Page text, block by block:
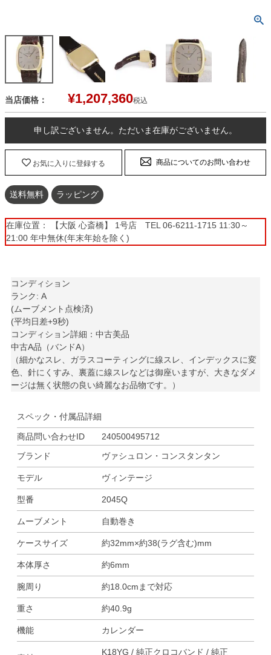
当店価格： ¥1,207,360税込
申し訳ございません。ただいま在庫がございません。
お気に入りに登録する 商品についてのお問い合わせ
送料無料 ラッピング
在庫位置： 【大阪 心斎橋】 1号店 TEL 06-6211-1715 11:30～
21:00 年中無休(年末年始を除く)
コンディション
ランク: A
(ムーブメント点検済)
(平均日差+9秒)
コンディション詳細：中古美品
中古A品（バンドA）
（細かなスレ、ガラスコーティングに線スレ、インデックスに変
色、針にくすみ、裏蓋に線スレなどは御座いますが、大きなダメ
ージは無く状態の良い綺麗なお品物です。）
スペック・付属品詳細
商品問い合わせID
240500495712
ブランド
ヴァシュロン・コンスタンタン
モデル ヴィンテージ
型番 2045Q
ムーブメント 自動巻き
ケースサイズ 約32mm×約38(ラグ含む)mm
本体厚さ 約6mm
腕周り 約18.0cmまで対応
重さ 約40.9g
機能 カレンダー
K18YG / 純正クロコバンド / 純正